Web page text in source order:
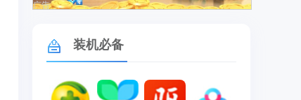
广告
装机必备